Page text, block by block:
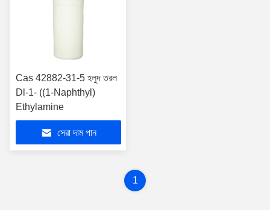
Cas 42882-31-5 হলুদ তরল
Dl-1- ((1-Naphthyl)
Ethylamine
সেরা দাম পান
1